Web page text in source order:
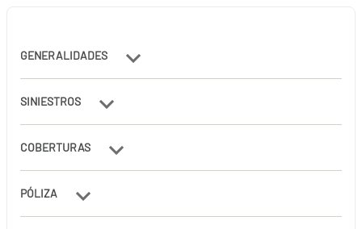
GENERALIDADES
SINIESTROS
COBERTURAS
PÓLIZA